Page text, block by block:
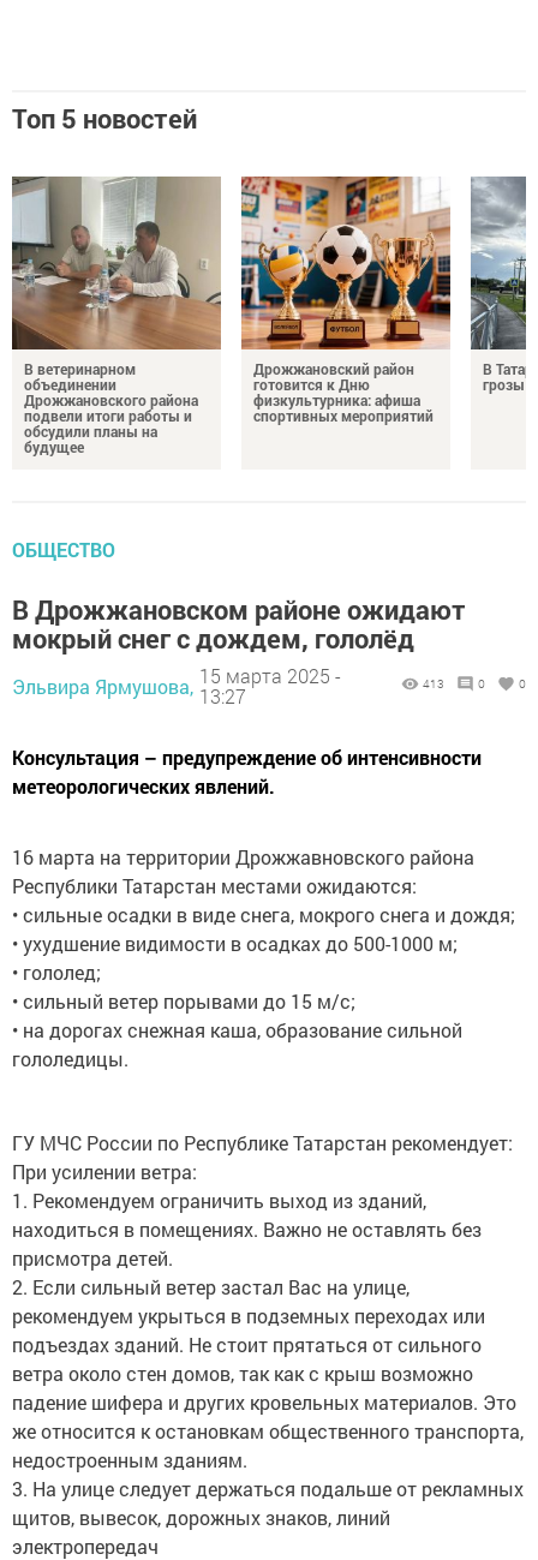
Топ 5 новостей
В ветеринарном
объединении
Дрожжановского района
подвели итоги работы и
обсудили планы на
будущее
Дрожжановский район
готовится к Дню
физкультурника: афиша
спортивных мероприятий
В
грозы
ОБЩЕСТВО
В Дрожжановском районе ожидают
мокрый снег с дождем, гололёд
Эльвира Ярмушова, 15 марта 2025 -
13:27
413 0 0
Консультация – предупреждение об интенсивности
метеорологических явлений.
16 марта на территории Дрожжавновского района
Республики Татарстан местами ожидаются:
• сильные осадки в виде снега, мокрого снега и дождя;
• ухудшение видимости в осадках до 500-1000 м;
• гололед;
• сильный ветер порывами до 15 м/с;
• на дорогах снежная каша, образование сильной
гололедицы.
ГУ МЧС России по Республике Татарстан рекомендует:
При усилении ветра:
1. Рекомендуем ограничить выход из зданий,
находиться в помещениях. Важно не оставлять без
присмотра детей.
2. Если сильный ветер застал Вас на улице,
рекомендуем укрыться в подземных переходах или
подъездах зданий. Не стоит прятаться от сильного
ветра около стен домов, так как с крыш возможно
падение шифера и других кровельных материалов. Это
же относится к остановкам общественного транспорта,
недостроенным зданиям.
3. На улице следует держаться подальше от рекламных
щитов, вывесок, дорожных знаков, линий
электропередач